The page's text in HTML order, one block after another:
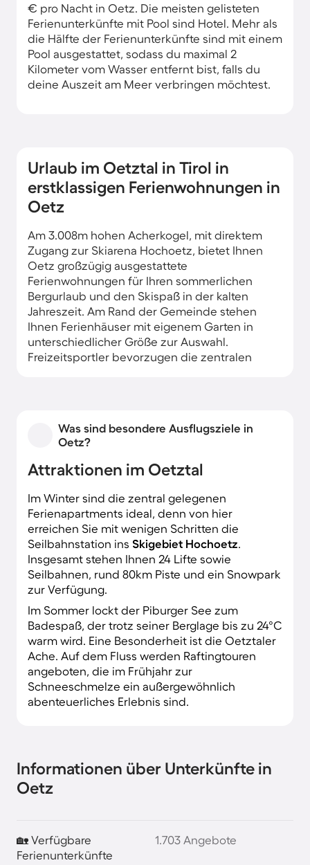
€ pro Nacht in Oetz. Die meisten gelisteten
Ferienunterkünfte mit Pool sind Hotel. Mehr als
die Hälfte der Ferienunterkünfte sind mit einem
Pool ausgestattet, sodass du maximal 2
Kilometer vom Wasser entfernt bist, falls du
deine Auszeit am Meer verbringen möchtest.
Urlaub im Oetztal in Tirol in
erstklassigen Ferienwohnungen in
Oetz
Am 3.008m hohen Acherkogel, mit direktem
Zugang zur Skiarena Hochoetz, bietet Ihnen
Oetz großzügig ausgestattete
Ferienwohnungen für Ihren sommerlichen
Bergurlaub und den Skispaß in der kalten
Jahreszeit. Am Rand der Gemeinde stehen
Ihnen Ferienhäuser mit eigenem Garten in
unterschiedlicher Größe zur Auswahl.
Freizeitsportler bevorzugen die zentralen
Was sind besondere Ausflugsziele in
Oetz?
Attraktionen im Oetztal
Im Winter sind die zentral gelegenen
Ferienapartments ideal, denn von hier
erreichen Sie mit wenigen Schritten die
Seilbahnstation ins Skigebiet Hochoetz.
Insgesamt stehen Ihnen 24 Lifte sowie
Seilbahnen, rund 80km Piste und ein Snowpark
zur Verfügung.
Im Sommer lockt der Piburger See zum
Badespaß, der trotz seiner Berglage bis zu 24°C
warm wird. Eine Besonderheit ist die Oetztaler
Ache. Auf dem Fluss werden Raftingtouren
angeboten, die im Frühjahr zur
Schneeschmelze ein außergewöhnlich
abenteuerliches Erlebnis sind.
Informationen über Unterkünfte in
Oetz
🏡 Verfügbare
Ferienunterkünfte
1.703 Angebote